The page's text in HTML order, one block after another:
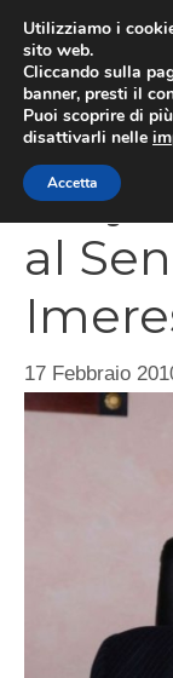
contenuto
al
17 Febbraio
Utilizziamo i
sito web.
Cliccando sulla
banner, presti il
Puoi scoprire di
disattivarli nelle
Accetta